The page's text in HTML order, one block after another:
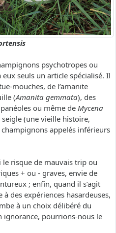
psychotropes ou
seuls un article spécialisé. Il
mouches, de l’amanite
(Amanita gemmata), des
ou même de Mycena
seigle (une vieille histoire,
appelés inférieurs
risque de mauvais trip ou
+ ou - graves, envie de
; enfin, quand il s’agit
des expériences hasardeuses,
à un choix délibéré du
ignorance, pourrions-nous le